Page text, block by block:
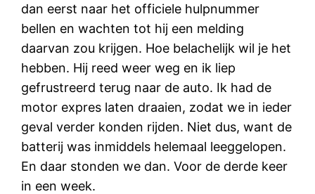
dan eerst naar het officiele hulpnummer
bellen en wachten tot hij een melding
daarvan zou krijgen. Hoe belachelijk wil je het
hebben. Hij reed weer weg en ik liep
gefrustreerd terug naar de auto. Ik had de
motor expres laten draaien, zodat we in ieder
geval verder konden rijden. Niet dus, want de
batterij was inmiddels helemaal leeggelopen.
En daar stonden we dan. Voor de derde keer
in een week.